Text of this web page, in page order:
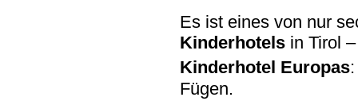
Es ist eines von nur
Kinderhotels in Tirol
Kinderhotel Europas
Fügen.